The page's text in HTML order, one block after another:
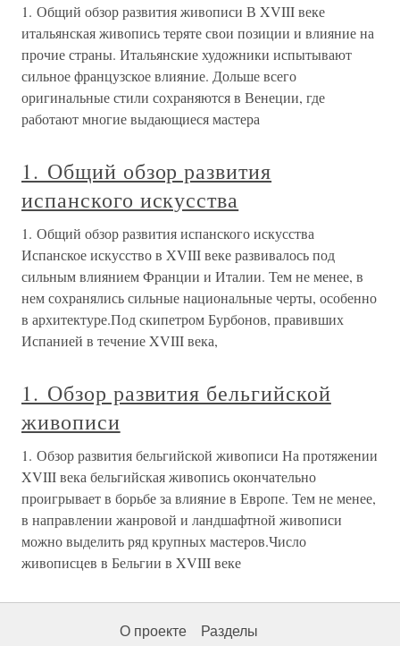
1. Общий обзор развития живописи В XVIII веке
итальянская живопись теряте свои позиции и влияние на
прочие страны. Итальянские художники испытывают
сильное французское влияние. Дольше всего
оригинальные стили сохраняются в Венеции, где
работают многие выдающиеся мастера
1. Общий обзор развития
испанского искусства
1. Общий обзор развития испанского искусства
Испанское искусство в XVIII веке развивалось под
сильным влиянием Франции и Италии. Тем не менее, в
нем сохранялись сильные национальные черты, особенно
в архитектуре.Под скипетром Бурбонов, правивших
Испанией в течение XVIII века,
1. Обзор развития бельгийской
живописи
1. Обзор развития бельгийской живописи На протяжении
XVIII века бельгийская живопись окончательно
проигрывает в борьбе за влияние в Европе. Тем не менее,
в направлении жанровой и ландшафтной живописи
можно выделить ряд крупных мастеров.Число
живописцев в Бельгии в XVIII веке
О проекте Разделы